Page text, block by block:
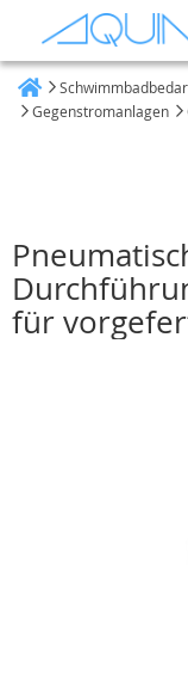
Gegenstromanlagen
für